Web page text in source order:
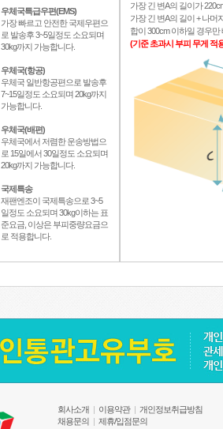
우체국특급우편(EMS)
가장 빠르고 안전한 국제우편으
로 발송후 3~5일정도 소요되며
30kg까지 가능합니다.
우체국(항공)
우체국 일반항공편으로 발송후
7~15일정도 소요되며 20kg까지
가능합니다.
우체국(배편)
우체국에서 저렴한 운송방법으
로 15일에서 30일정도 소요되며
20kg까지 가능합니다.
국제특송
재팬엔조이 국제특송으로 3~5
일정도 소요되며 30kg이하는 표
준요금, 이상은 부피중량요금으
로 적용합니다.
가장 긴 변A의 길이가
가장 긴 변A의 길이 + 나머
합이 300cm 이하일 경우만
(기준 초과시 부피 무게 적
회사소개 | 이용약관 | 개인정보취급방침
채용문의 | 제휴/입점문의